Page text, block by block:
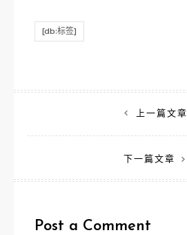
[db:标签]
章
上一篇文章
下一篇文章
Post a Comment